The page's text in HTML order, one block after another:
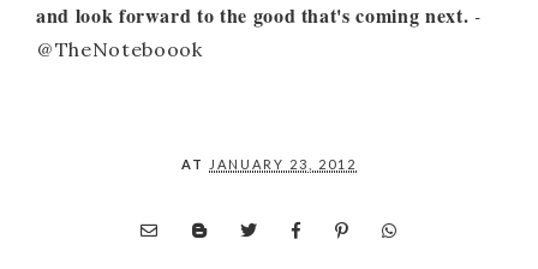
and look forward to the good that's coming next. -
@TheNoteboook
AT JANUARY 23, 2012